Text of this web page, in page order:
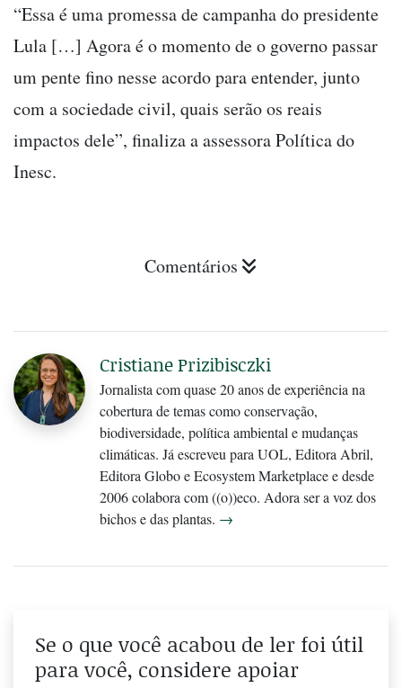
“Essa é uma promessa de campanha do presidente
Lula […] Agora é o momento de o governo passar
um pente fino nesse acordo para entender, junto
com a sociedade civil, quais serão os reais
impactos dele”, finaliza a assessora Política do
Inesc.
Comentários
Cristiane Prizibisczki
Jornalista com quase 20 anos de experiência na
cobertura de temas como conservação,
biodiversidade, política ambiental e mudanças
climáticas. Já escreveu para UOL, Editora Abril,
Editora Globo e Ecosystem Marketplace e desde
2006 colabora com ((o))eco. Adora ser a voz dos
bichos e das plantas. →
Se o que você acabou de ler foi útil
para você, considere apoiar